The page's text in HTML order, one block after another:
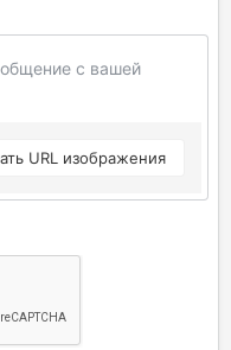
с вашей
URL изображения